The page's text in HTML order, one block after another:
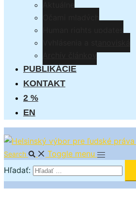
PUBLIKÁCIE
KONTAKT
2 %
EN
Search
Toggle menu
Hľadať: